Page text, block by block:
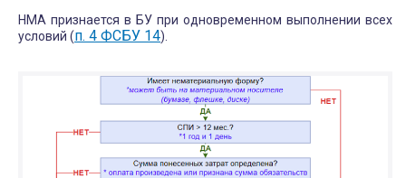
НМА признается в БУ при одновременном выполнении всех
условий (п. 4 ФСБУ 14).